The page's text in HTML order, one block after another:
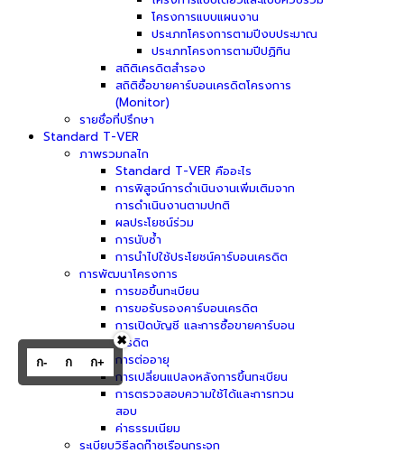
โครงการแบบแผนงาน
ประเภทโครงการตามปีงบประมาณ
ประเภทโครงการตามปีปฏิทิน
สถิติเครดิตสำรอง
สถิติซื้อขายคาร์บอนเครดิตโครงการ
(Monitor)
รายชื่อที่ปรึกษา
Standard T-VER
ภาพรวมกลไก
Standard T-VER คืออะไร
การพิสูจน์การดำเนินงานเพิ่มเติมจาก
การดำเนินงานตามปกติ
ผลประโยชน์ร่วม
การนับซ้ำ
การนำไปใช้ประโยชน์คาร์บอนเครดิต
การพัฒนาโครงการ
การขอขึ้นทะเบียน
การขอรับรองคาร์บอนเครดิต
การเปิดบัญชี และการซื้อขายคาร์บอน
เครดิต
การต่ออายุ
การเปลี่ยนแปลงหลังการขึ้นทะเบียน
การตรวจสอบความใช้ได้และการทวน
สอบ
ค่าธรรมเนียม
ระเบียบวิธีลดก๊าซเรือนกระจก
ก- ก ก+
✖